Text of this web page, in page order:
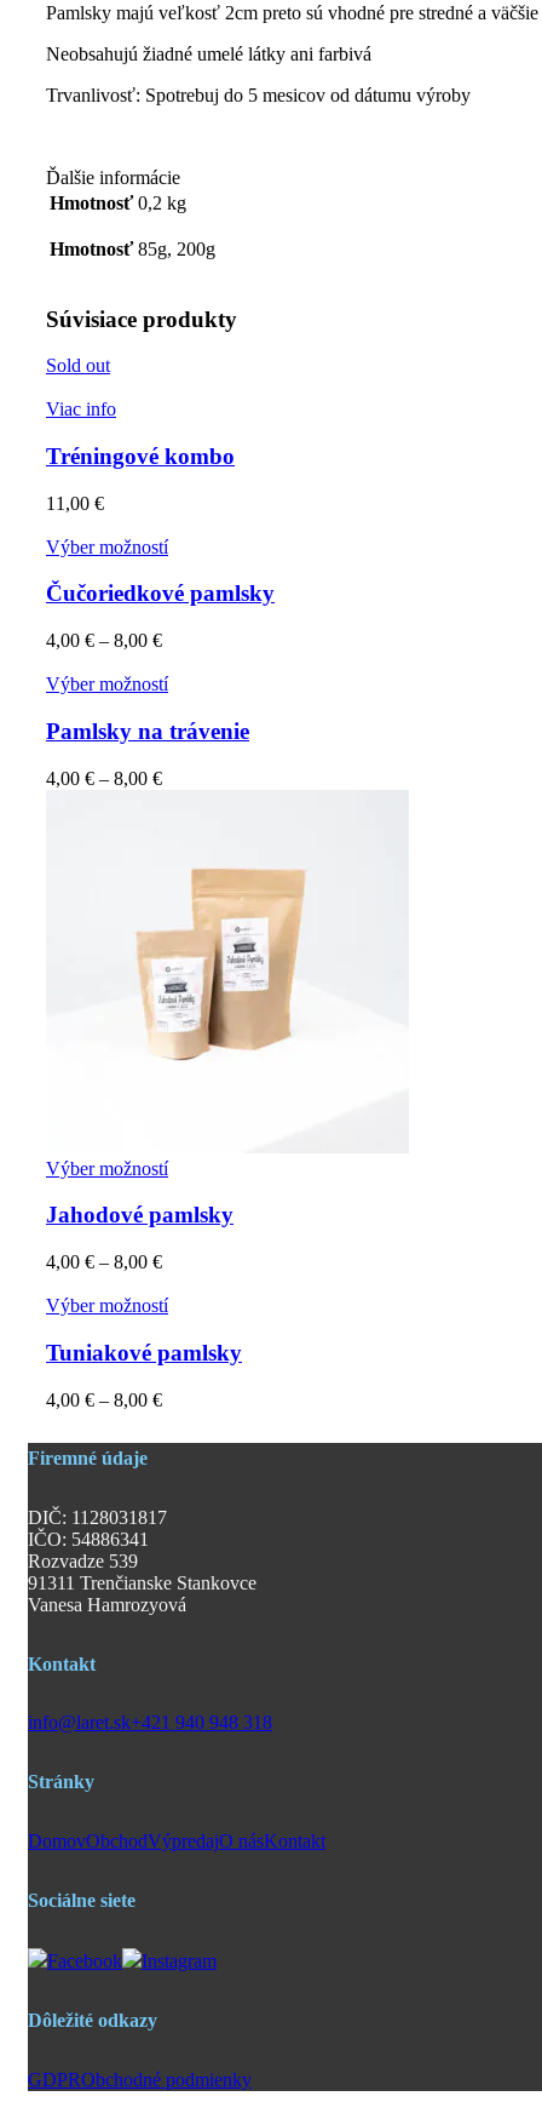
Pamlsky majú veľkosť 2cm preto sú vhodné pre stredné a väčšie
Neobsahujú žiadné umelé látky ani farbivá
Trvanlivosť: Spotrebuj do 5 mesicov od dátumu výroby
Ďalšie informácie
Hmotnosť 0,2 kg
Hmotnosť 85g, 200g
Súvisiace produkty
Sold out
Viac info
Tréningové kombo
11,00 €
Výber možností
Čučoriedkové pamlsky
4,00 € – 8,00 €
Výber možností
Pamlsky na trávenie
4,00 € – 8,00 €
Výber možností
Jahodové pamlsky
4,00 € – 8,00 €
Výber možností
Tuniakové pamlsky
4,00 € – 8,00 €
Firemné údaje
DIČ: 1128031817
IČO: 54886341
Rozvadze 539
91311 Trenčianske Stankovce
Vanesa Hamrozyová
Kontakt
info@laret.sk+421 940 948 318
Stránky
DomovObchodVýpredajO násKontakt
Sociálne siete
Facebook Instagram
Dôležité odkazy
GDPRObchodné podmienky